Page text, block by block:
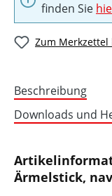
finden Sie
Zum
Beschreibung
Downloads und
Ärmelstick,